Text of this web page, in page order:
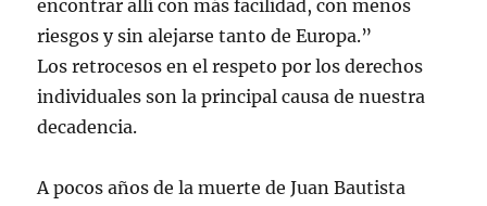
encontrar allí con más facilidad, con menos
riesgos y sin alejarse tanto de Europa.”
Los retrocesos en el respeto por los derechos
individuales son la principal causa de nuestra
decadencia.
A pocos años de la muerte de Juan Bautista